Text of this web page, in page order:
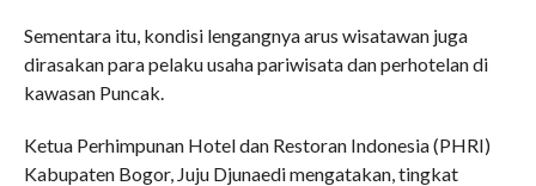
Sementara itu, kondisi lengangnya arus wisatawan juga
dirasakan para pelaku usaha pariwisata dan perhotelan di
kawasan Puncak.
Ketua Perhimpunan Hotel dan Restoran Indonesia (PHRI)
Kabupaten Bogor, Juju Djunaedi mengatakan, tingkat